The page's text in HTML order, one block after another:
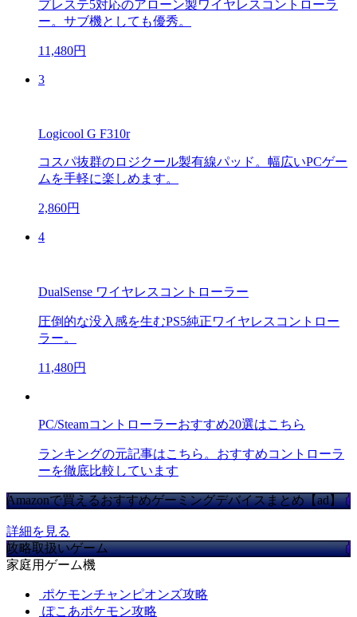
プレステ5対応のアローン製ワイヤレスコントローラ
ー。サブ機としても優秀。
11,480円
3
Logicool G F310r
コスパ抜群のロジクール製有線パッド。幅広いPCゲー
ムを手軽に楽しめます。
2,860円
4
DualSense ワイヤレスコントローラー
圧倒的な没入感を生むPS5純正ワイヤレスコントロー
ラー。
11,480円
PC/Steamコントローラーおすすめ20選はこちら
ランキングの元記事はこちら。おすすめコントローラ
ーを徹底比較しています
Amazonで買えるおすすめゲーミングデバイスまとめ【ad】
詳細を見る
攻略取扱いゲーム
家庭用ゲーム機
ポケモンチャンピオンズ攻略
ぽこあポケモン攻略